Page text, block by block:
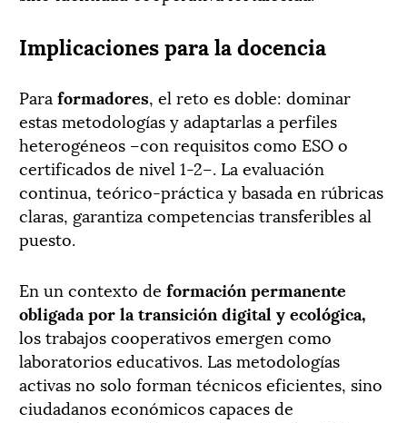
Implicaciones para la docencia
Para formadores, el reto es doble: dominar
estas metodologías y adaptarlas a perfiles
heterogéneos –con requisitos como ESO o
certificados de nivel 1-2–. La evaluación
continua, teórico-práctica y basada en rúbricas
claras, garantiza competencias transferibles al
puesto.
En un contexto de formación permanente
obligada por la transición digital y ecológica,
los trabajos cooperativos emergen como
laboratorios educativos. Las metodologías
activas no solo forman técnicos eficientes, sino
ciudadanos económicos capaces de